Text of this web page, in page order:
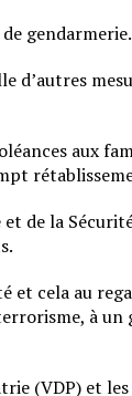
gendarmerie.
d’autres
aux
de la
et cela au
à
(VDP) et